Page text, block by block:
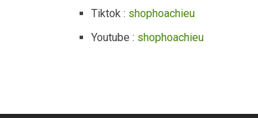
Tiktok : shophoachieu
Youtube : shophoachieu